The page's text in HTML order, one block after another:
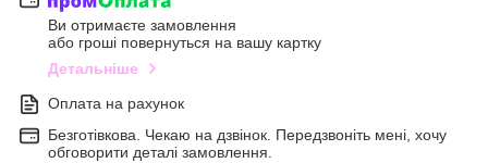
Ви отримаєте замовлення
або гроші повернуться на вашу картку
Детальніше
Оплата на рахунок
Безготівкова. Чекаю на дзвінок. Передзвоніть мені, хочу
обговорити деталі замовлення.